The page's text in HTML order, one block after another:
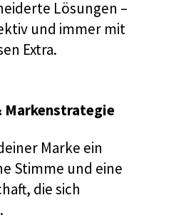
Lösungen –
und immer mit
Extra.
Markenstrategie
Marke ein
Stimme und eine
die sich